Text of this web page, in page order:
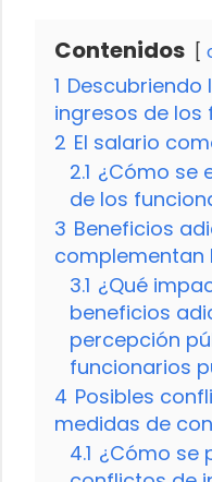
Contenidos
1 Descubriendo
ingresos de
2 El salario
2.1 ¿Cómo se
de los
3 Beneficios
complementan
3.1 ¿Qué
beneficios
percepción
funcionarios
4 Posibles
medidas de
4.1 ¿Cómo se